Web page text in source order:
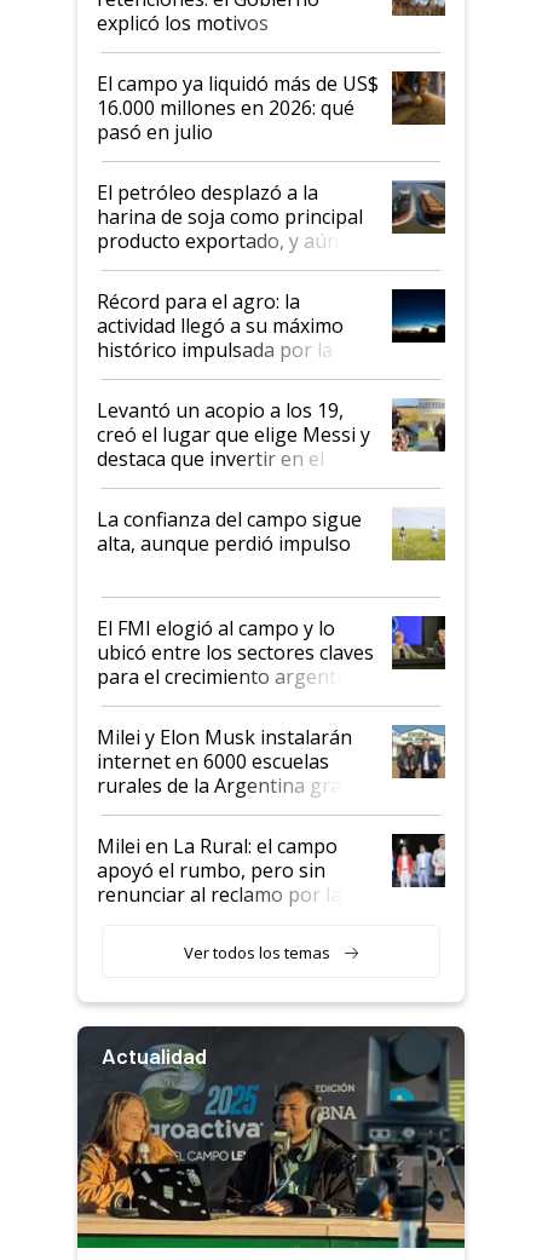
explicó los motivos
El campo ya liquidó más de US$
16.000 millones en 2026: qué
pasó en julio
El petróleo desplazó a la
harina de soja como principal
producto exportado, y aún así
el agro aportó casi seis de cada
diez dólares y sostuvo el
liderazgo en un semestre
récord
Récord para el agro: la
actividad llegó a su máximo
histórico impulsada por la
cosecha y las exportaciones
Levantó un acopio a los 19,
creó el lugar que elige Messi y
destaca que invertir en el
kirchnerismo era como "darle
plata a un hijo para droga":
Juan Félix Rossetti, el libertario
que de una dura crisis salió
de Milei
La confianza del campo sigue
alta, aunque perdió impulso
El FMI elogió al campo y lo
ubicó entre los sectores claves
para el crecimiento argentino
Milei y Elon Musk instalarán
internet en 6000 escuelas
rurales de la Argentina gracias
a un acuerdo con Starlink
Milei en La Rural: el campo
apoyó el rumbo, pero sin
renunciar al reclamo por las
Ver todos los temas
Actualidad